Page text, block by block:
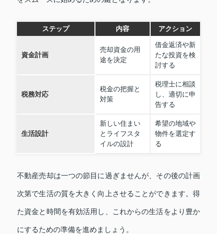
ステップ 内容 アクション
資金計画
売却資金の用
途を決定
借金返済や新
たな投資を検
討する
税務対応
税金の把握と
対策
税理士に相談
し、適切に申
告する
生活設計
新しい住まい
とライフスタ
イルの設計
希望の地域や
物件を選定す
る
不動産売却は一つの節目に過ぎませんが、その後の計画
次第で生活の質を大きく向上させることができます。得
た資金と時間を有効活用し、これからの生活をより豊か
にするための準備を進めましょう。